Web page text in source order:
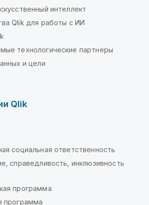
интеллект
Qlik для работы с ИИ
технологические партнеры
и цели
Qlik
социальная ответственность
справедливость, инклюзивность
программа
программа